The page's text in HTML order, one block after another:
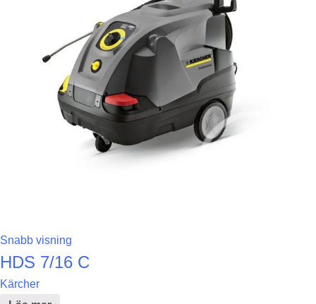
Snabb visning
HDS 7/16 C
Kärcher